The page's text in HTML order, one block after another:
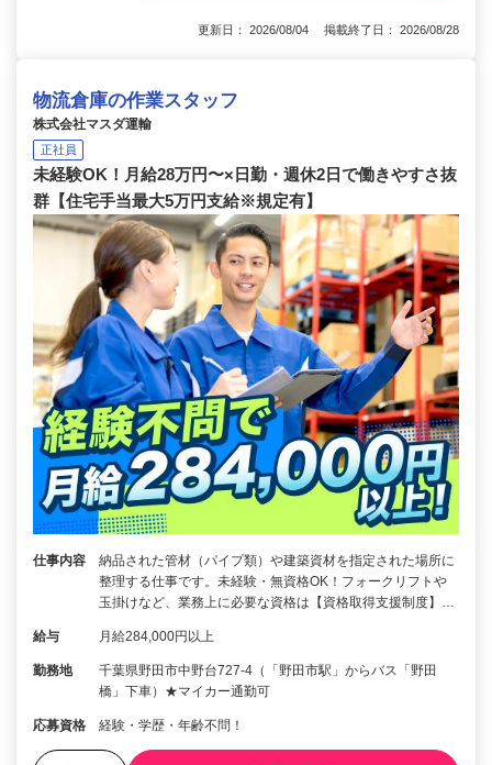
更新日： 2026/08/04 掲載終了日： 2026/08/28
物流倉庫の作業スタッフ
株式会社マスダ運輸
正社員
未経験OK！月給28万円〜×日勤・週休2日で働きやすさ抜
群【住宅手当最大5万円支給※規定有】
仕事内容
納品された管材（パイプ類）や建築資材を指定された場所に
整理する仕事です。未経験・無資格OK！フォークリフトや
玉掛けなど、業務上に必要な資格は【資格取得支援制度】…
給与 月給284,000円以上
勤務地
千葉県野田市中野台727-4（「野田市駅」からバス「野田
橋」下車）★マイカー通勤可
応募資格 経験・学歴・年齢不問！